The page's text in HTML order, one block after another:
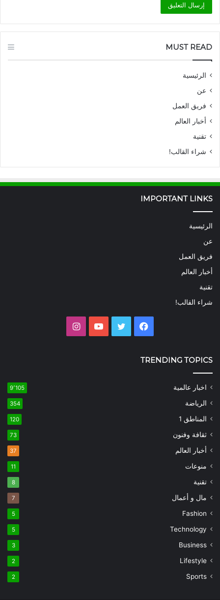
MUST READ
الرئيسية
عن
فريق العمل
أخبار العالم
تقنية
شراء القالب!
IMPORTANT LINKS
الرئيسية
عن
فريق العمل
أخبار العالم
تقنية
شراء القالب!
فيسبوك تويتر يوتيوب
TRENDING TOPICS
اخبار عالمية 9٬105
الرياضة 354
المناطق 1 120
ثقافة وفنون 73
أخبار العالم 37
منوعات 11
تقنية 8
مال و أعمال 7
Fashion
5
Technology
5
Business
3
Lifestyle
2
Sports
2